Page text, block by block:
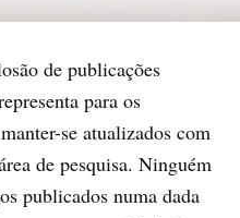
de publicações
para os
se atualizados com
de pesquisa. Ninguém
publicados numa dada